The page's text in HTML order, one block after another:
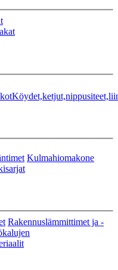
Kulmahiomakone
Rakennuslämmittimet ja -